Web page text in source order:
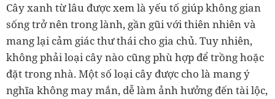
Cây xanh từ lâu được xem là yếu tố giúp không gian
sống trở nên trong lành, gần gũi với thiên nhiên và
mang lại cảm giác thư thái cho gia chủ. Tuy nhiên,
không phải loại cây nào cũng phù hợp để trồng hoặc
đặt trong nhà. Một số loại cây được cho là mang ý
nghĩa không may mắn, dễ làm ảnh hưởng đến tài lộc,